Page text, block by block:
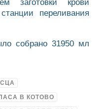
заготовки крови
переливания
собрано 31950 мл
В КОТОВО